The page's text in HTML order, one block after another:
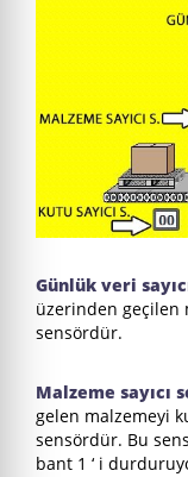
Günlük veri
üzerinden geçilen
sensördür.
Malzeme sayıcı
gelen malzemeyi
sensördür. Bu
bant 1 ‘ i